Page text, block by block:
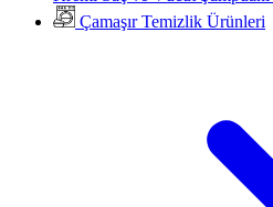
Çamaşır Temizlik Ürünleri